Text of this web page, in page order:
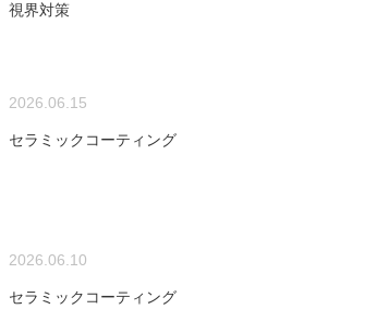
視界対策
2026.06.15
セラミックコーティング
2026.06.10
セラミックコーティング